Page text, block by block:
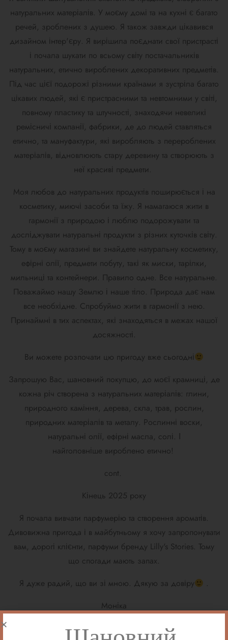
натуральних матеріалів. У моєму домі та на кухні є багато
речей, зроблених з душею. Я також завжди цікавився
дизайном інтер'єру. Я вирішила поєднати свої пристрасті
і почала шукати по всьому світу постачальників
натуральних, етично вироблених декоративних предметів.
Під час цієї подорожі різними країнами я зустріла багато
цікавих людей, які є пристрасними та невтомними у світі,
повному пластику та штучності, знаходячи невеликі
ремісничі компанії, фабрики, де до людей ставляться
етично, та мануфактури, які виробляють з перероблених
матеріалів, відновлюють стару деревину та створюють з
неї красиві предмети.
Моя любов до натуральних продуктів поширюється і на
косметику, миючі засоби та їжу. Я намагаюся жити в
гармонії з природою і люблю подорожувати та
досліджувати натуральні продукти з різних куточків світу.
Тому в моєму магазині ви знайдете натуральну косметику,
ефірні олії, предмети побуту, такі як миски, тарілки,
мильниці та контейнери. Правило одне. Все натуральне.
Поважаймо нашу Землю і наше тіло. Природа дає нам
все необхідне. Спробуймо жити в гармонії з нею.
Принаймні в тих аспектах, які знаходяться в межах нашої
досяжності.
Ви можете розпочати цю пригоду вже сьогодні
Запрошую Вас, шановний покупцю, до моєї крамниці, де
кожна річ створена з натуральних матеріалів: глини,
природного каміння, дерева, скла, трав, рослин,
природних матеріалів та металу. Рослинні воски,
натуральні олії, ефірні масла, солі. І
найголовніше вироблено етично!
cont.
Кінець 2025 року
Я почала вивчати парфумерію та створення ароматів.
Дивовижна пригода і в майбутньому я хочу запропонувати
вам, дорогі клієнти, парфуми бренду Lilly's Stories. Тому
що спогади мають запах.
Я дуже радий, що ви зі мною. Дякую за довіру
.
Моніка